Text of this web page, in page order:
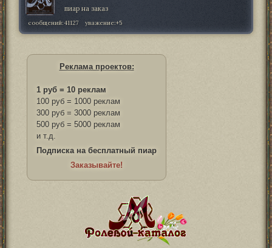
пиар на заказ
сообщений:41127 уважение:+5
Реклама проектов:
1 руб = 10 реклам
100 руб = 1000 реклам
300 руб = 3000 реклам
500 руб = 5000 реклам
и т.д.
Подписка на бесплатный пиар
Заказывайте!